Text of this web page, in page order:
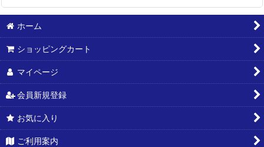
ホーム
ショッピングカート
マイページ
会員新規登録
お気に入り
ご利用案内